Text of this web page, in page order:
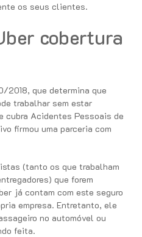
os seus clientes.
cobertura
2018, que determina que
trabalhar sem estar
cubra Acidentes Pessoais de
firmou uma parceria com
(tanto os que trabalham
que forem
já contam com este seguro
empresa. Entretanto, ele
no automóvel ou
feita.